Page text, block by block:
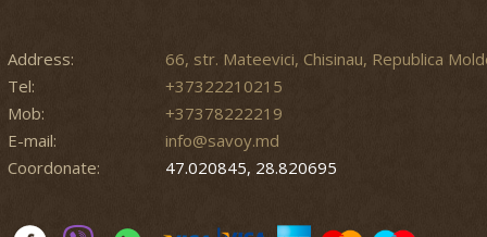
Address:
66, str. Mateevici, Chisinau, Republica
Tel:
+37322210215
Mob:
+37378222219
E-mail:
info@savoy.md
Coordonate:
47.020845, 28.820695